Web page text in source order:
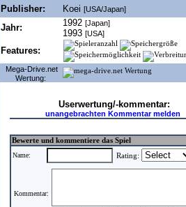
Publisher: Koei [USA/Japan]
Jahr: 1992 [Japan]
1993 [USA]
Features:
Mega-Drive.net
Wertung:
Userwertung/-kommentar:
unangebrachten Kommentar melden
Bewerte und kommentiere das Spiel
Name:
Rating:
Kommentar: